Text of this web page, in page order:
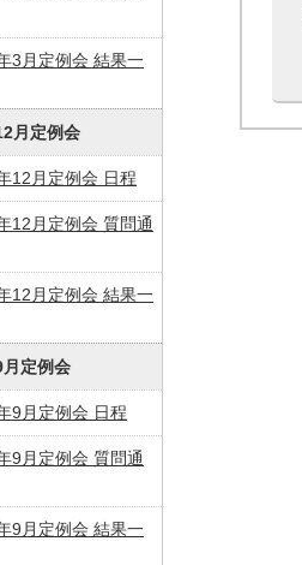
3月定例会 結果一
月定例会
12月定例会 日程
12月定例会 質問通
12月定例会 結果一
定例会
9月定例会 日程
9月定例会 質問通
9月定例会 結果一